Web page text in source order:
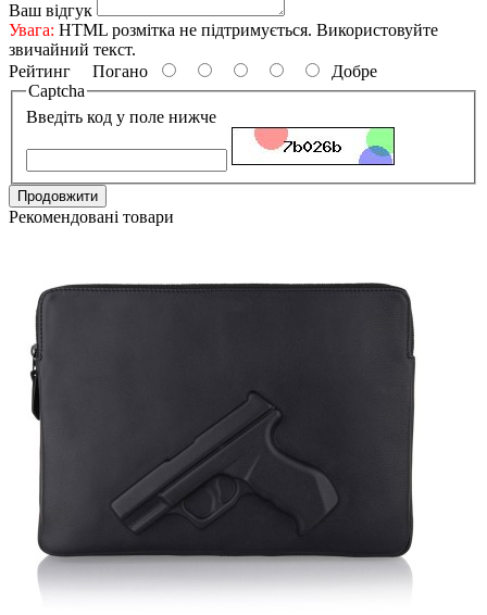
Ваш відгук
Увага: HTML розмітка не підтримується. Використовуйте
звичайний текст.
Рейтинг Погано
Добре
Captcha
Введіть код у поле нижче
Продовжити
Рекомендовані товари